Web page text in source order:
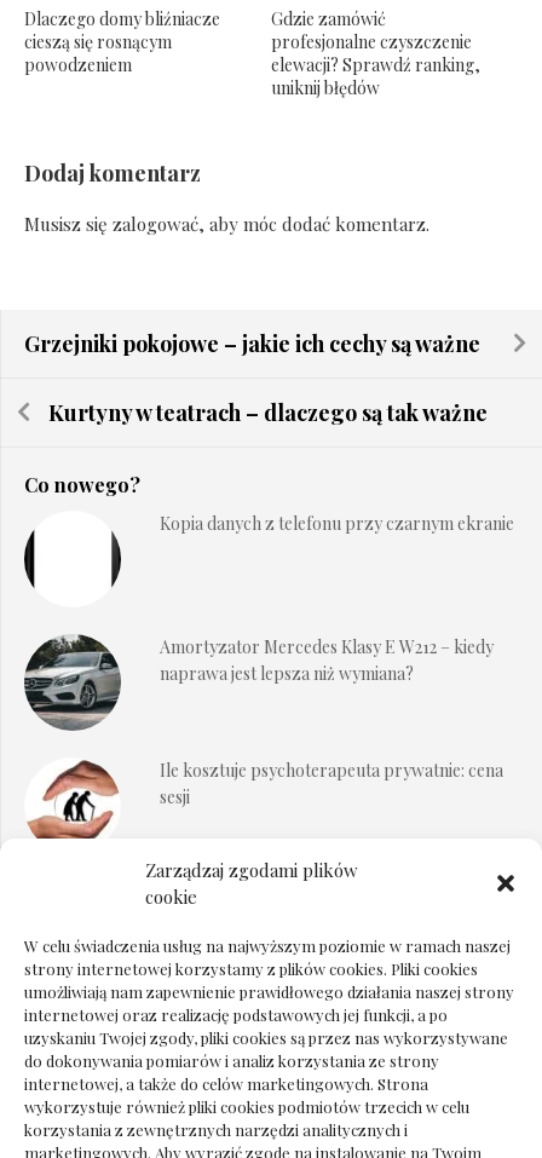
Zarządzaj zgodami plików
cookie
W celu świadczenia usług na najwyższym poziomie w ramach naszej
strony internetowej korzystamy z plików cookies. Pliki cookies
umożliwiają nam zapewnienie prawidłowego działania naszej strony
internetowej oraz realizację podstawowych jej funkcji, a po
uzyskaniu Twojej zgody, pliki cookies są przez nas wykorzystywane
do dokonywania pomiarów i analiz korzystania ze strony
internetowej, a także do celów marketingowych. Strona
wykorzystuje również pliki cookies podmiotów trzecich w celu
korzystania z zewnętrznych narzędzi analitycznych i
marketingowych. Aby wyrazić zgodę na instalowanie na Twoim
Dlaczego domy bliźniacze
cieszą się rosnącym
powodzeniem
Gdzie zamówić
profesjonalne czyszczenie
elewacji? Sprawdź ranking,
uniknij błędów
Dodaj komentarz
Musisz się zalogować, aby móc dodać komentarz.
Grzejniki pokojowe – jakie ich cechy są ważne
Kurtyny w teatrach – dlaczego są tak ważne
Co nowego?
Kopia danych z telefonu przy czarnym ekranie
Amortyzator Mercedes Klasy E W212 – kiedy
naprawa jest lepsza niż wymiana?
Ile kosztuje psychoterapeuta prywatnie: cena
sesji
Dokumenty do odbioru przy zmianie biura
Deska podłogowa do salonu: jak wybrać bez
pośpiechu